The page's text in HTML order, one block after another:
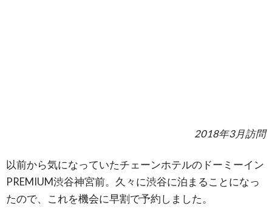
2018年3月訪問
以前から気になっていたチェーンホテルのドーミーイン
PREMIUM渋谷神宮前。久々に渋谷に泊まることになっ
たので、これを機会に早割で予約しました。